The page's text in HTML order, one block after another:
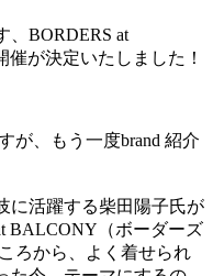
、BORDERS at
が決定いたしました！
が、もう一度brand 紹介
に活躍する柴田陽子氏が
BALCONY（ボーダーズ
ろから、よく着せられ